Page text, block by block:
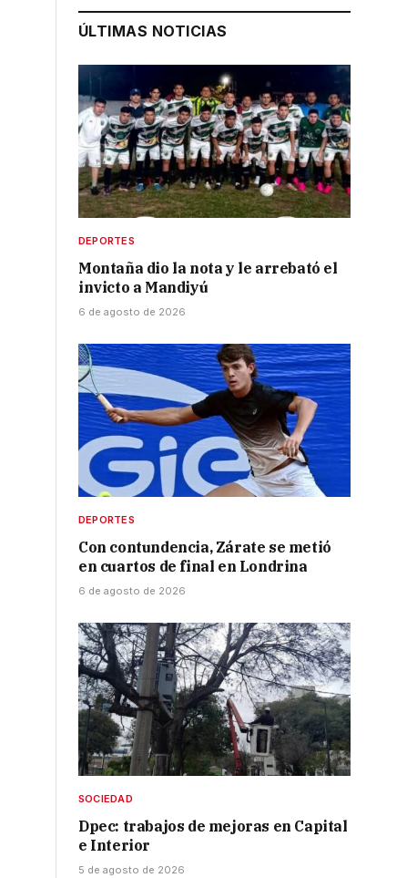
ÚLTIMAS NOTICIAS
DEPORTES
Montaña dio la nota y le arrebató el
invicto a Mandiyú
6 de agosto de 2026
DEPORTES
Con contundencia, Zárate se metió
en cuartos de final en Londrina
6 de agosto de 2026
SOCIEDAD
Dpec: trabajos de mejoras en Capital
e Interior
5 de agosto de 2026